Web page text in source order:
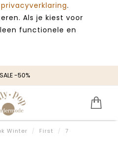
.
Als je kiest voor
functionele en
SALE -50%
Winter / First / 7